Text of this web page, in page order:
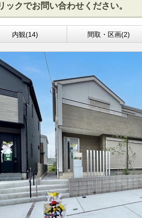
クでお問い合わせください。
内観(14) 間取・区画(2)